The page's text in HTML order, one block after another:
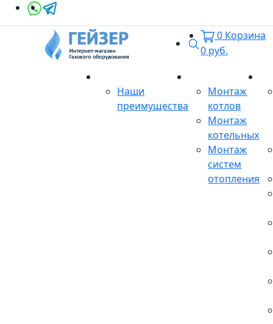
Поиск
0 Корзина
0 руб.
Наши
преимущества
Монтаж
котлов
Монтаж
котельных
Монтаж
систем
отопления